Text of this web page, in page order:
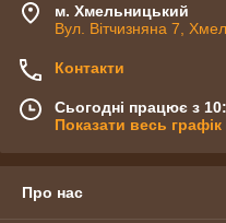
м. Хмельницький
Вул. Вітчизняна 7,
Контакти
Сьогодні працює з
Показати весь
Про нас